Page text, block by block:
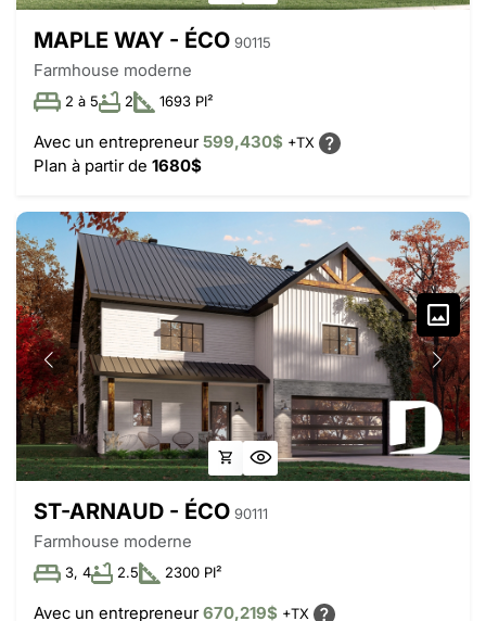
MAPLE WAY - ÉCO 90115
Farmhouse moderne
2 à 5 2 1693 PI²
Avec un entrepreneur599,430$ +TX
Plan à partir de 1680$
ST-ARNAUD - ÉCO 90111
Farmhouse moderne
3, 4 2.5 2300 PI²
Avec un entrepreneur670,219$ +TX